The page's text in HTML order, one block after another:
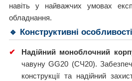
навіть у найважчих умовах
обладнання.
🔹 Конструктивні
✔ Надійний моноблочний
чавуну GG20 (СЧ20).
конструкції та надійний